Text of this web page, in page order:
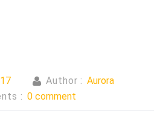
Author : Aurora
: 0 comment